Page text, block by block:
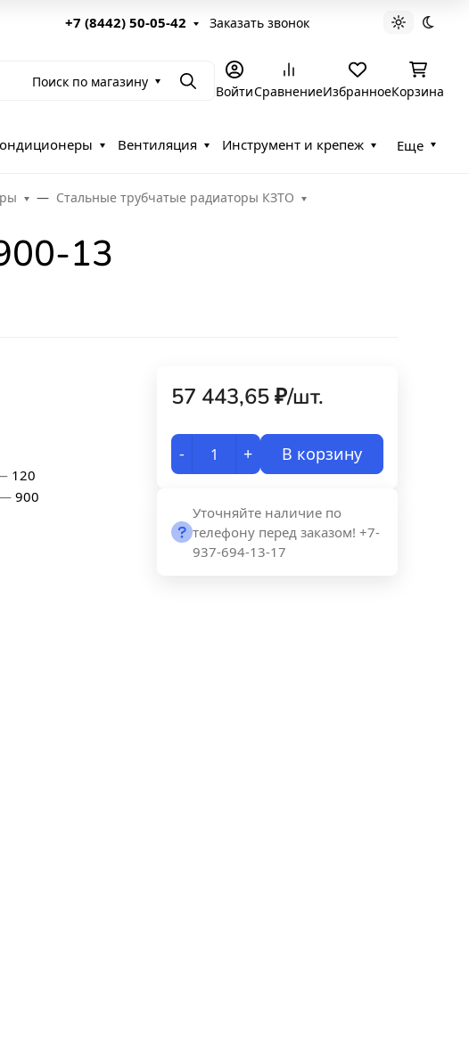
+7 (8442) 50-05-42 Заказать звонок Светлая
Поиск по магазину ПоискВойтиСравнениеИзбранноеКорзина
Вентиляция Инструмент и крепеж Еще
Стальные трубчатые радиаторы КЗТО
13
120
900
57 443,65₽/шт.
- + В корзину
Уточняйте наличие по
телефону перед заказом! +7-
937-694-13-17